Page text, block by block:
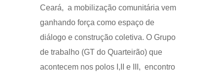
Ceará, a mobilização comunitária vem
ganhando força como espaço de
diálogo e construção coletiva. O Grupo
de trabalho (GT do Quarteirão) que
acontecem nos polos I,II e III, encontro